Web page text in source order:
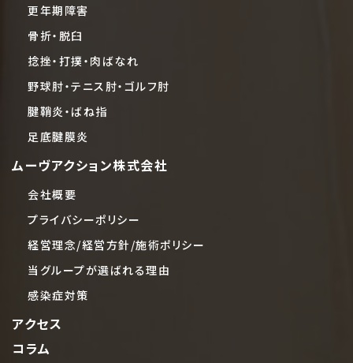
更年期障害
骨折・脱臼
捻挫・打撲・肉ばなれ
野球肘・テニス肘・ゴルフ肘
腱鞘炎・ばね指
足底腱膜炎
ムーヴアクション株式会社
会社概要
プライバシーポリシー
経営理念/経営方針/施術ポリシー
当グループが選ばれる理由
感染症対策
アクセス
コラム